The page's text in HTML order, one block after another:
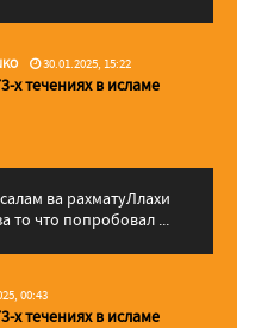
30.01.2025, 15:22
х течениях в исламе
то что попробовал ...
00:43
х течениях в исламе